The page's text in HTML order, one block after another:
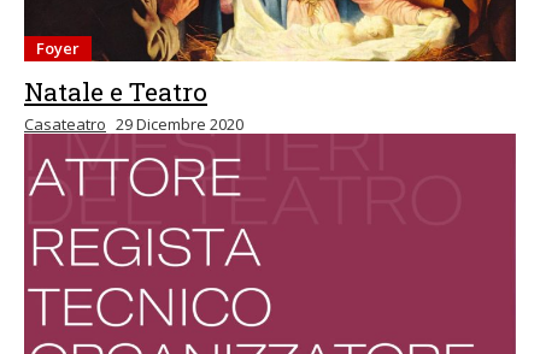
Foyer
Natale e Teatro
Casateatro 29 Dicembre 2020